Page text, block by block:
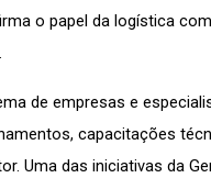
o papel da logística
de empresas e
capacitações
Uma das iniciativas da